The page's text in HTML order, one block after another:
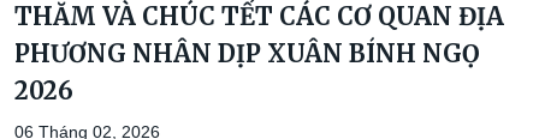
THĂM VÀ CHÚC TẾT CÁC CƠ QUAN ĐỊA
PHƯƠNG NHÂN DỊP XUÂN BÍNH NGỌ
2026
06 Tháng 02, 2026